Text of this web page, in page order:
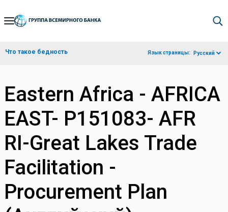
Skip
Navigation
Что такое бедность Язык страницы: Русский
Eastern Africa - AFRICA
EAST- P151083- AFR
RI-Great Lakes Trade
Facilitation -
Procurement Plan